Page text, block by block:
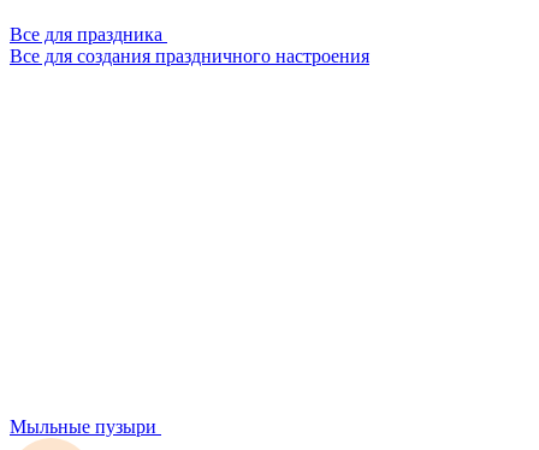
Все для праздника
Все для создания праздничного настроения
Мыльные пузыри